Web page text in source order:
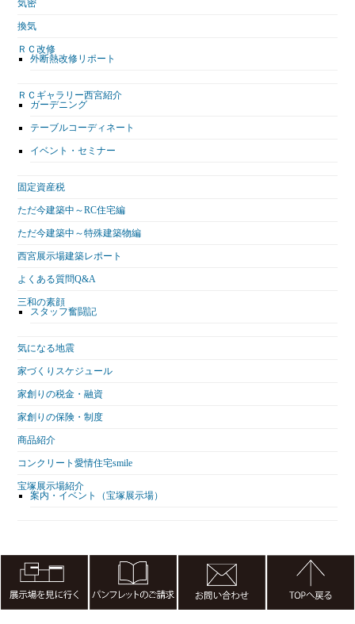
気密
換気
ＲＣ改修
外断熱改修リポート
ＲＣギャラリー西宮紹介
ガーデニング
テーブルコーディネート
イベント・セミナー
固定資産税
ただ今建築中～RC住宅編
ただ今建築中～特殊建築物編
西宮展示場建築レポート
よくある質問Q&A
三和の素顔
スタッフ奮闘記
気になる地震
家づくりスケジュール
家創りの税金・融資
家創りの保険・制度
商品紹介
コンクリート愛情住宅smile
宝塚展示場紹介
案内・イベント（宝塚展示場）